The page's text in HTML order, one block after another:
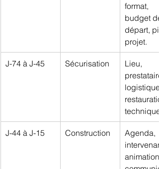
format,
budget de
départ,
projet.
J-74 à J-45 Sécurisation
Lieu,
logistique,
technique.
J-44 à J-15 Construction
Agenda,